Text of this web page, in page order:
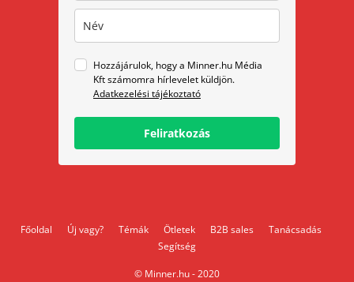
Hozzájárulok, hogy a Minner.hu Média
Kft számomra hírlevelet küldjön.
Adatkezelési tájékoztató
Feliratkozás
Főoldal Új vagy? Témák Ötletek B2B sales
Tanácsadás
Segítség
© Minner.hu - 2020